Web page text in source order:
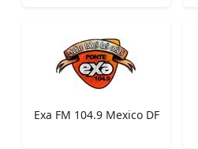
Exa FM 104.9 Mexico DF